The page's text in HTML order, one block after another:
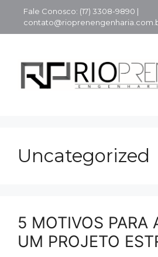
o
Fale Conosco: (17) 3308-9890 |
Uncategorized
5 MOTIVOS PARA
UM PROJETO